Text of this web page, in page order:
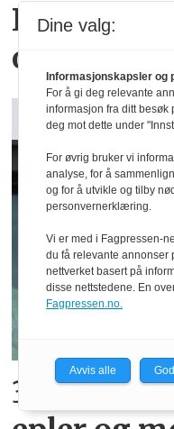
Reidar
omsetning
GARDSANALYSE:
300
Dine valg:
Informasjonskapsler og
For å gi deg relevante
informasjon fra ditt besøk
deg mot dette under
For øvrig bruker vi
analyse, for å
og for å utvikle og tilby
personvernerklæring.
Vi er med i Fagpressen-
du få relevante annonser
nettverket basert på
disse nettstedene. En
Fagpressen.no.
Avvis alle